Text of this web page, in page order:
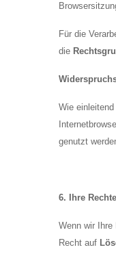
Für die
die
Wie
genutzt
6. Ihre Rechte
Wenn wir Ihre
Recht auf